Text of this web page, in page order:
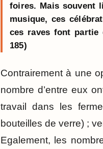
foires. Mais souvent
musique, ces
ces raves font partie
185)
Contrairement à une
nombre d’entre eux
travail dans les
bouteilles de verre) ;
Egalement, les